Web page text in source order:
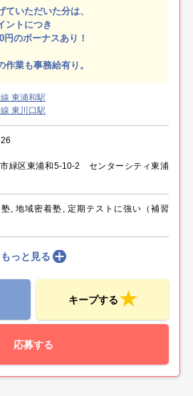
いただいた分は、
ントにつき
円のボーナスあり！
業も事務給有り。
東浦和駅
東川口駅
緑区東浦和5-10-2 センターシティ東浦
, 地域密着塾, 定期テストに強い（補習
もっと見る
キープする
応募する